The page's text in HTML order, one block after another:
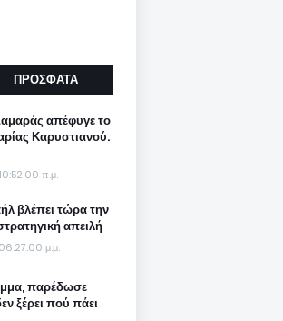
ΠΡΟΣΦΑΤΑ
απέφυγε το
Καρυστιανού.
π.μ.
βλέπει τώρα την
απειλή
μ.μ.
παρέδωσε
ξέρει πού πάει